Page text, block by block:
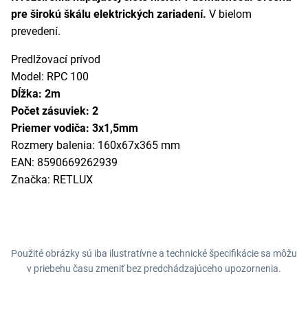
pre širokú škálu elektrických zariadení. V bielom
prevedení.
Predlžovací prívod
Model: RPC 100
Dĺžka: 2m
Počet zásuviek: 2
Priemer vodiča: 3x1,5mm
Rozmery balenia: 160x67x365 mm
EAN: 8590669262939
Značka: RETLUX
Použité obrázky sú iba ilustratívne a technické špecifikácie sa môžu
v priebehu času zmeniť bez predchádzajúceho upozornenia.